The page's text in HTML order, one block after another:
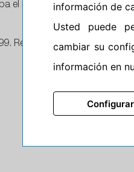
el reglamento general de
Reformada en el BOE de
información de
Usted puede
cambiar su
información en